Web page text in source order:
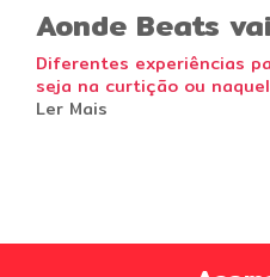
Aonde Beats
Diferentes experiências
seja na curtição ou
Ler Mais